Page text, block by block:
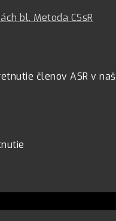
bl. Metoda CSsR
členov ASR v